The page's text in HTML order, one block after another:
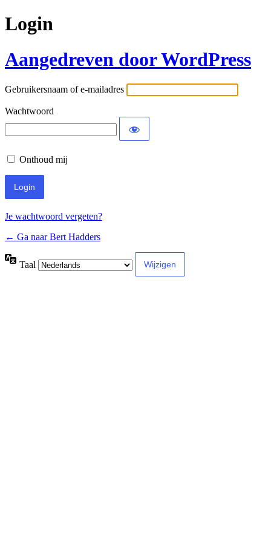
Login
Aangedreven door WordPress
Gebruikersnaam of e-mailadres
Wachtwoord
Onthoud mij
Je wachtwoord vergeten?
← Ga naar Bert Hadders
Taal